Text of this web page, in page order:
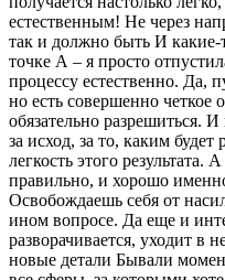
естественным! Не через
так и должно быть И
точке А – я просто
процессу естественно. Да,
но есть совершенно четкое
обязательно разрешиться.
за исход, за то, каким
легкость этого результата.
правильно, и хорошо
Освобождаешь себя от
ином вопросе. Да еще и
разворачивается, уходит в
новые детали Бывали